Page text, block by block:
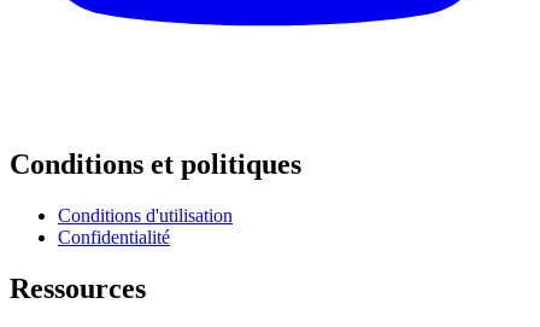
Conditions et politiques
Conditions d'utilisation
Confidentialité
Ressources